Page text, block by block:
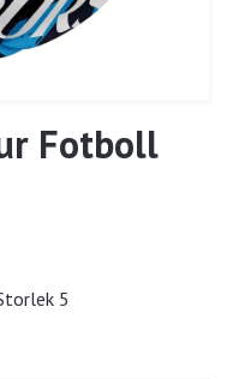
Fotboll
5